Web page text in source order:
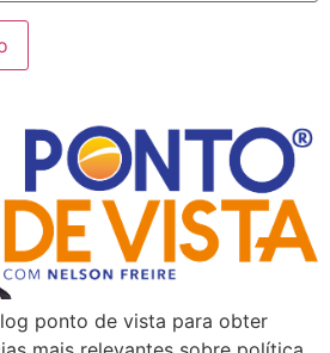
ponto de vista para obter